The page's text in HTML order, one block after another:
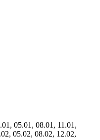
05.01, 08.01, 11.01,
05.02, 08.02, 12.02,